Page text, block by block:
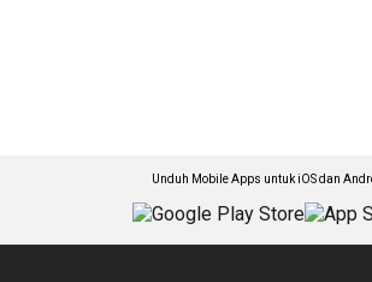
Unduh Mobile Apps untuk iOS dan